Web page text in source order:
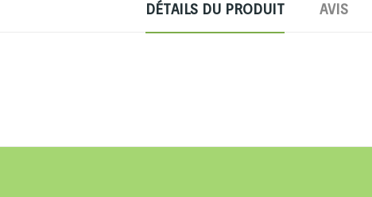
DÉTAILS DU PRODUIT AVIS